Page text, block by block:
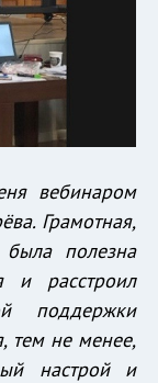
вебинаром
Грамотная,
полезна
и расстроил
поддержки
тем не менее,
настрой и